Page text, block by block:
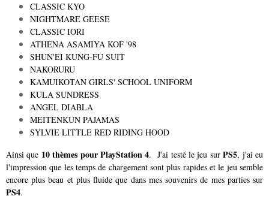
CLASSIC KYO
NIGHTMARE GEESE
CLASSIC IORI
ATHENA ASAMIYA KOF '98
SHUN'EI KUNG-FU SUIT
NAKORURU
KAMUIKOTAN GIRLS' SCHOOL UNIFORM
KULA SUNDRESS
ANGEL DIABLA
MEITENKUN PAJAMAS
SYLVIE LITTLE RED RIDING HOOD
Ainsi que 10 thèmes pour PlayStation 4. J'ai testé le jeu surPS5, j'ai eu
l'impression que les temps de chargement sont plus rapides et le jeu semble
encore plus beau et plus fluide que dans mes souvenirs de mes parties sur
PS4.